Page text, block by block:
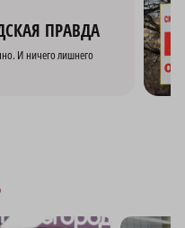
ПРАВДА
И ничего лишнего